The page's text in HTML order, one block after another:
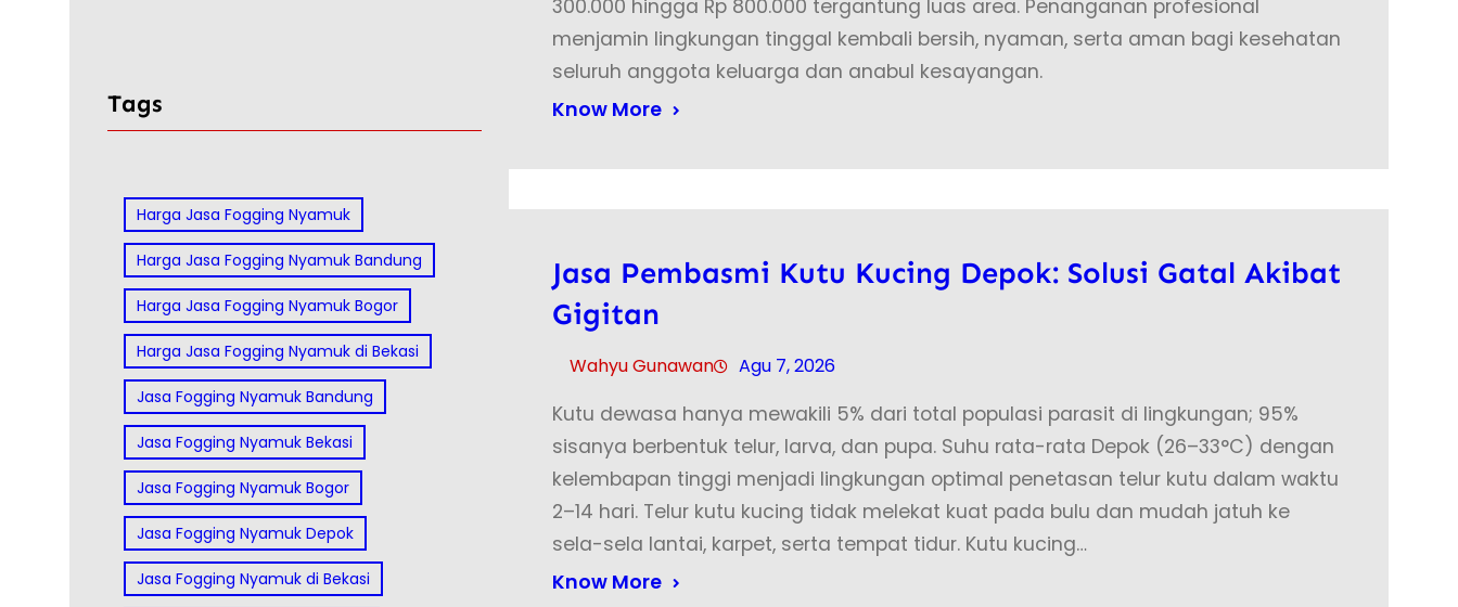
Tags
Harga Jasa Fogging Nyamuk
Harga Jasa Fogging Nyamuk Bandung
Harga Jasa Fogging Nyamuk Bogor
Harga Jasa Fogging Nyamuk di Bekasi
Jasa Fogging Nyamuk Bandung
Jasa Fogging Nyamuk Bekasi
Jasa Fogging Nyamuk Bogor
Jasa Fogging Nyamuk Depok
Jasa Fogging Nyamuk di Bekasi
300.000 hingga Rp 800.000 tergantung luas area. Penanganan profesional
menjamin lingkungan tinggal kembali bersih, nyaman, serta aman bagi kesehatan
seluruh anggota keluarga dan anabul kesayangan.
Know More
Jasa Pembasmi Kutu Kucing Depok: Solusi Gatal Akibat
Gigitan
Wahyu Gunawan Agu 7, 2026
Kutu dewasa hanya mewakili 5% dari total populasi parasit di lingkungan; 95%
sisanya berbentuk telur, larva, dan pupa. Suhu rata-rata Depok (26–33°C) dengan
kelembapan tinggi menjadi lingkungan optimal penetasan telur kutu dalam waktu
2–14 hari. Telur kutu kucing tidak melekat kuat pada bulu dan mudah jatuh ke
sela-sela lantai, karpet, serta tempat tidur. Kutu kucing…
Know More